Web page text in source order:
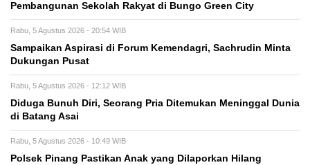
Pembangunan Sekolah Rakyat di Bungo Green City
Rabu, 5 Agustus 2026 - 20:54 WIB
Sampaikan Aspirasi di Forum Kemendagri, Sachrudin Minta
Dukungan Pusat
Rabu, 5 Agustus 2026 - 12:12 WIB
Diduga Bunuh Diri, Seorang Pria Ditemukan Meninggal Dunia
di Batang Asai
Rabu, 5 Agustus 2026 - 10:49 WIB
Polsek Pinang Pastikan Anak yang Dilaporkan Hilang